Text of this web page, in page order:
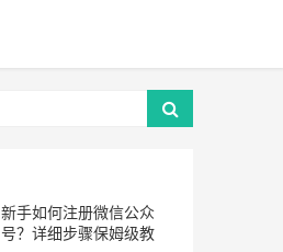
新手如何注册微信公众
号？详细步骤保姆级教